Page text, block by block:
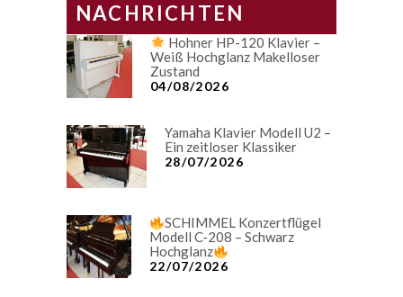
NACHRICHTEN
Hohner HP-120 Klavier –
Weiß Hochglanz Makelloser
Zustand
04/08/2026
Yamaha Klavier Modell U2 –
Ein zeitloser Klassiker
28/07/2026
SCHIMMEL Konzertflügel
Modell C-208 – Schwarz
Hochglanz
22/07/2026